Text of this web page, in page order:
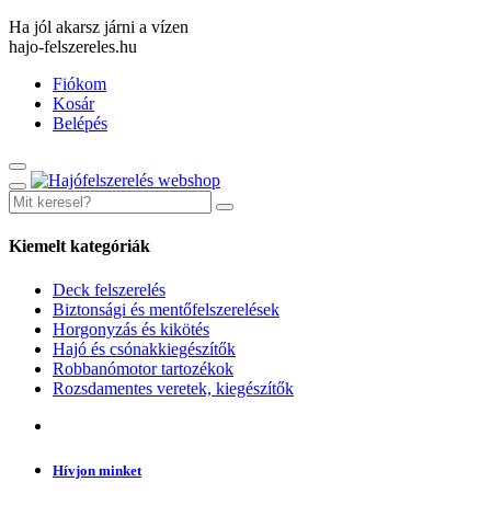
Ha jól akarsz járni a vízen
hajo-felszereles.hu
Fiókom
Kosár
Belépés
Kiemelt kategóriák
Deck felszerelés
Biztonsági és mentőfelszerelések
Horgonyzás és kikötés
Hajó és csónakkiegészítők
Robbanómotor tartozékok
Rozsdamentes veretek, kiegészítők
Hívjon minket